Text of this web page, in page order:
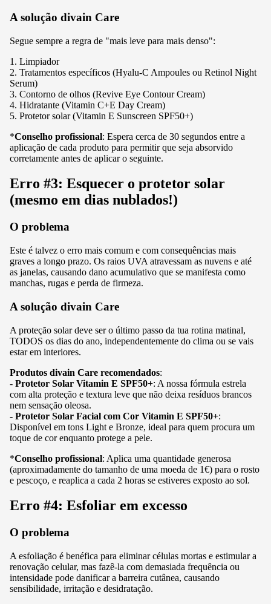
A solução divain Care
Segue sempre a regra de "mais leve para mais denso":
1. Limpiador
2. Tratamentos específicos (Hyalu-C Ampoules ou Retinol Night
Serum)
3. Contorno de olhos (Revive Eye Contour Cream)
4. Hidratante (Vitamin C+E Day Cream)
5. Protetor solar (Vitamin E Sunscreen SPF50+)
*Conselho profissional: Espera cerca de 30 segundos entre a
aplicação de cada produto para permitir que seja absorvido
corretamente antes de aplicar o seguinte.
Erro #3: Esquecer o protetor solar
(mesmo em dias nublados!)
O problema
Este é talvez o erro mais comum e com consequências mais
graves a longo prazo. Os raios UVA atravessam as nuvens e até
as janelas, causando dano acumulativo que se manifesta como
manchas, rugas e perda de firmeza.
A solução divain Care
A proteção solar deve ser o último passo da tua rotina matinal,
TODOS os dias do ano, independentemente do clima ou se vais
estar em interiores.
Produtos divain Care recomendados:
- Protetor Solar Vitamin E SPF50+: A nossa fórmula estrela
com alta proteção e textura leve que não deixa resíduos brancos
nem sensação oleosa.
- Protetor Solar Facial com Cor Vitamin E SPF50+:
Disponível em tons Light e Bronze, ideal para quem procura um
toque de cor enquanto protege a pele.
*Conselho profissional: Aplica uma quantidade generosa
(aproximadamente do tamanho de uma moeda de 1€) para o rosto
e pescoço, e reaplica a cada 2 horas se estiveres exposto ao sol.
Erro #4: Esfoliar em excesso
O problema
A esfoliação é benéfica para eliminar células mortas e estimular a
renovação celular, mas fazê-la com demasiada frequência ou
intensidade pode danificar a barreira cutânea, causando
sensibilidade, irritação e desidratação.